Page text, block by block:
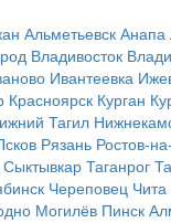
Альметьевск Анапа
Владивосток
Ивантеевка
Красноярск Курган
Тагил
Рязань Ростов-
Сыктывкар Таганрог
Череповец Чита
Могилёв Пинск